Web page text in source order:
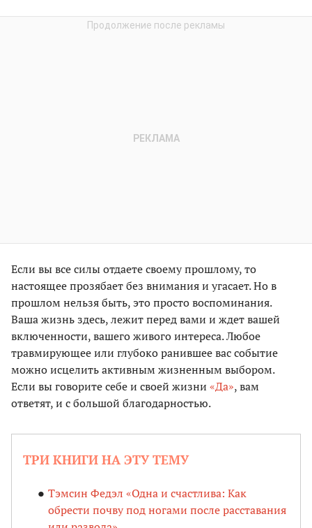
Если вы все силы отдаете своему прошлому, то
настоящее прозябает без внимания и угасает. Но в
прошлом нельзя быть, это просто воспоминания.
Ваша жизнь здесь, лежит перед вами и ждет вашей
включенности, вашего живого интереса. Любое
травмирующее или глубоко ранившее вас событие
можно исцелить активным жизненным выбором.
Если вы говорите себе и своей жизни «Да», вам
ответят, и с большой благодарностью.
ТРИ КНИГИ НА ЭТУ ТЕМУ
Тэмсин Федэл «Одна и счастлива: Как
обрести почву под ногами после расставания